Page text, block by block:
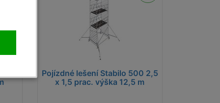
Pojízdné lešení Stabilo 500 2,5
x 1,5 prac. výška 12,5 m